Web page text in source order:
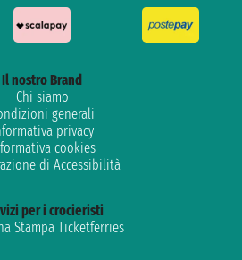
Il nostro Brand
Chi siamo
generali
privacy
cookies
di Accessibilità
per i crocieristi
Stampa Ticketferries